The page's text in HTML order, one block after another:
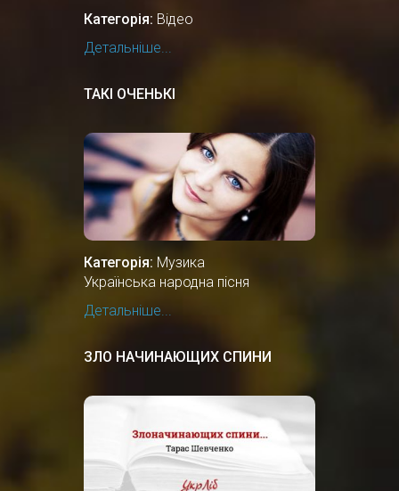
Категорія: Відео
Детальніше...
ТАКІ ОЧЕНЬКІ
Категорія: Музика
Українська народна пісня
Детальніше...
ЗЛО НАЧИНАЮЩИХ СПИНИ